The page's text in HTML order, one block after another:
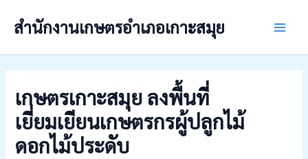
สำนักงานเกษตรอำเภอเกาะสมุย
Menu
เกษตรเกาะสมุย ลงพื้นที่
เยี่ยมเยียนเกษตรกรผู้ปลูกไม้
ดอกไม้ประดับ